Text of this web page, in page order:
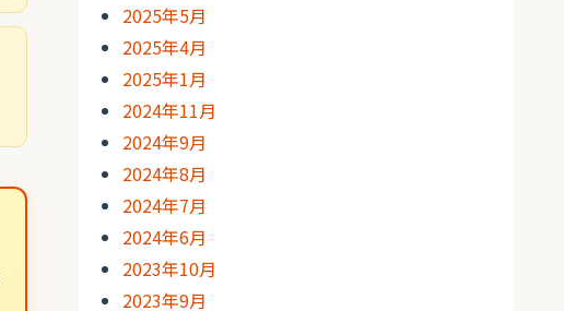
2025年5月
2025年4月
2025年1月
2024年11月
2024年9月
2024年8月
2024年7月
2024年6月
2023年10月
2023年9月